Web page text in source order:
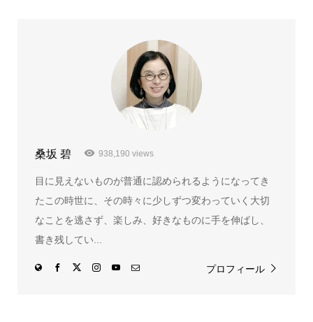
桑坂 碧 938,190 views
目に見えないものが普通に認められるようになってき
たこの時世に、その時々に少しずつ変わっていく大切
なことを逃さず、楽しみ、好きなものに手を伸ばし、
書き残してい...
プロフィール